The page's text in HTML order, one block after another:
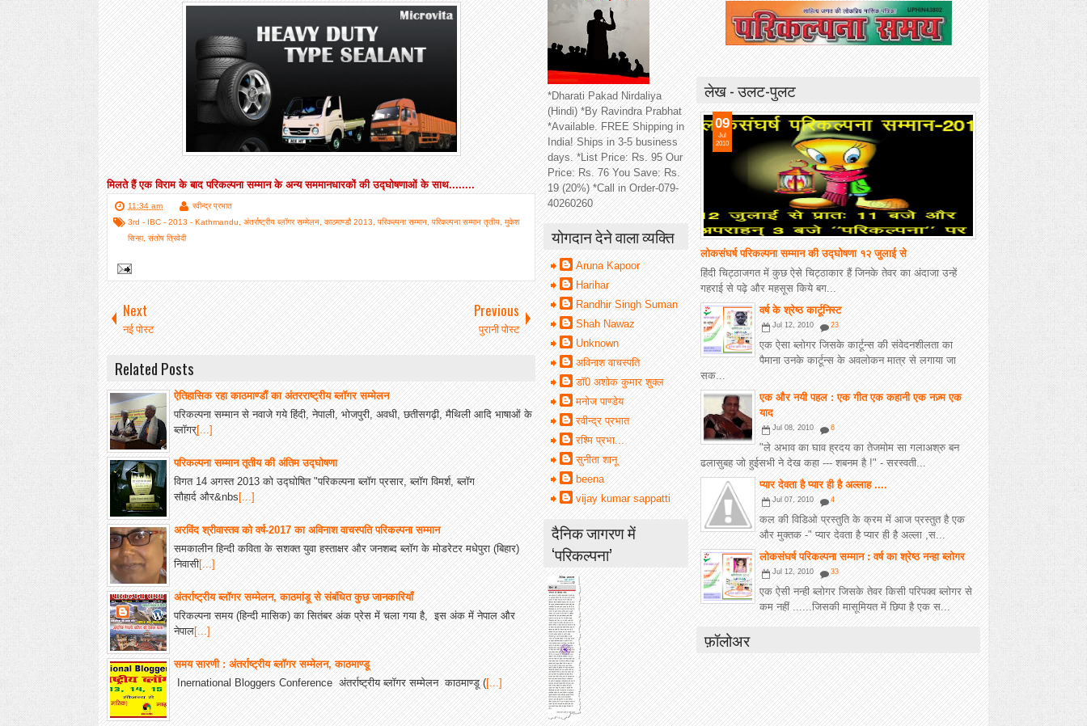
मिलते हैं एक विराम के बाद परिकल्पना सम्मान के अन्य सममानधारकों की उद्घोषणाओं के साथ........
11:34 am
रवीन्द्र प्रभात
3rd - IBC - 2013 - Kathmandu, अंतर्राष्ट्रीय ब्लॉगर सम्मेलन, काठमाण्डौ 2013, परिकल्पना सम्मान, परिकल्पना सम्मान तृतीय, मुकेश
सिन्हा, संतोष त्रिवेदी
Next
नई पोस्ट
Previous
पुरानी पोस्ट
Related Posts
ऐतिहासिक रहा काठमाण्डौं का अंतरराष्ट्रीय ब्लॉगर सम्मेलन
परिकल्पना सम्मान से नवाजे गये हिंदी, नेपाली, भोजपुरी, अवधी, छतीसगढ़ी, मैथिली आदि भाषाओं के
ब्लॉगर्[...]
परिकल्पना सम्मान तृतीय की अंतिम उद्घोषणा
विगत 14 अगस्त 2013 को उद्घोषित "परिकल्पना ब्लॉग प्रसार, ब्लॉग विमर्श, ब्लॉग
सौहार्द और&nbs[...]
अरविंद श्रीवास्तव को वर्ष-2017 का अविनाश वाचस्पति परिकल्पना सम्मान
समकालीन हिन्दी कविता के सशक्त युवा हस्ताक्षर और जनशब्द ब्लॉग के मोडरेटर मधेपुरा (बिहार)
निवासी[...]
अंतर्राष्ट्रीय ब्लॉगर सम्मेलन, काठमांडू से संबंधित कुछ जानकारियाँ
परिकल्पना समय (हिन्दी मासिक) का सितंबर अंक प्रेस में चला गया है, इस अंक में नेपाल और
नेपाल[...]
समय सारणी : अंतर्राष्ट्रीय ब्लॉगर सम्मेलन, काठमाण्डू
Inernational Bloggers Conference अंतर्राष्ट्रीय ब्लॉगर सम्मेलन काठमाण्डू ([...]
लेख - उलट-पुलट
लोकसंघर्ष परिकल्पना सम्मान की उद्घोषणा १२ जुलाई से
09
Jul
2010
हिंदी चिट्ठाजगत में कुछ ऐसे चिट्ठाकार हैं जिनके तेवर का अंदाजा उन्हें
गहराई से पढ़े और महसूस किये बग...
वर्ष के श्रेष्ठ कार्टूनिस्ट
Jul 12, 2010 23
एक ऐसा ब्लोगर जिसके कार्टून्स की संवेदनशीलता का
पैमाना उनके कार्टून्स के अवलोकन मात्र से लगाया जा
सक...
एक और नयी पहल : एक गीत एक कहानी एक नज़्म एक
याद
Jul 08, 2010 6
"ले अभाव का घाव ह्रदय का तेजमोम सा गलाअश्रु बन
ढलासुबह जो हुईसभी ने देख कहा --- शबनम है !" - सरस्वती...
प्यार देवता है प्यार ही है अल्लाह ....
Jul 07, 2010 4
कल की विडिओ प्रस्तुति के क्रम में आज प्रस्तुत है एक
और मुक्तक -" प्यार देवता है प्यार ही है अल्ला ,स...
लोकसंघर्ष परिकल्पना सम्मान : वर्ष का श्रेष्ठ नन्हा ब्लोगर
Jul 12, 2010 33
एक ऐसी नन्ही ब्लोगर जिसके तेवर किसी परिपक्व ब्लोगर से
कम नहीं ......जिसकी मासूमियत में छिपा है एक स...
फ़ॉलोअर
*Dharati Pakad Nirdaliya
(Hindi) *By Ravindra Prabhat
*Available. FREE Shipping in
India! Ships in 3-5 business
days. *List Price: Rs. 95 Our
Price: Rs. 76 You Save: Rs.
19 (20%) *Call in Order-079-
40260260
योगदान देने वाला व्यक्ति
Aruna Kapoor
Harihar
Randhir Singh Suman
Shah Nawaz
Unknown
अविनाश वाचस्पति
डॉ0 अशोक कुमार शुक्ल
मनोज पाण्डेय
रवीन्द्र प्रभात
रश्मि प्रभा...
सुनीता शानू
beena
vijay kumar sappatti
दैनिक जागरण में
‘परिकल्पना’